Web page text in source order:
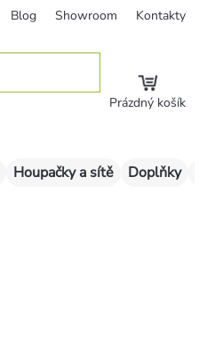
Blog Showroom Kontakty
Prázdný košík
Houpačky a sítě Doplňky